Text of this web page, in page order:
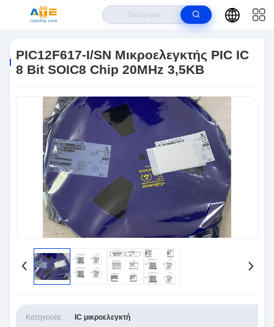
PIC IC 8 Bit SOIC8 Chip 20MHz 3,5KB
PIC12F617-I/SN Μικροελεγκτής PIC IC
8 Bit SOIC8 Chip 20MHz 3,5KB
Κατηγορία: IC μικροελεγκτή